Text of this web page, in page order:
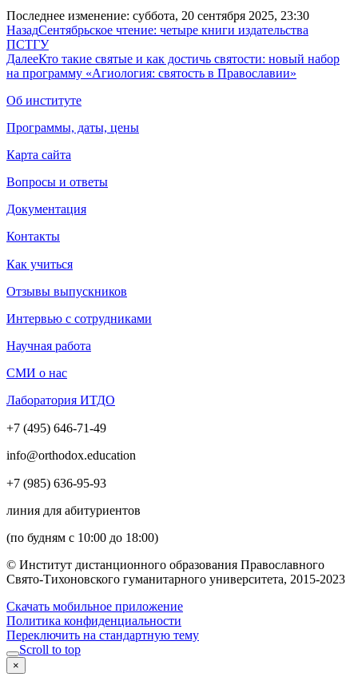
Последнее изменение: суббота, 20 сентября 2025, 23:30
НазадСентябрьское чтение: четыре книги издательства
ПСТГУ
ДалееКто такие святые и как достичь святости: новый набор
на программу «Агиология: святость в Православии»
Об институте
Программы, даты, цены
Карта сайта
Вопросы и ответы
Документация
Контакты
Как учиться
Отзывы выпускников
Интервью с сотрудниками
Научная работа
СМИ о нас
Лаборатория ИТДО
+7 (495) 646-71-49
info@orthodox.education
+7 (985) 636-95-93
линия для абитуриентов
(по будням с 10:00 до 18:00)
© Институт дистанционного образования Православного
Свято-Тихоновского гуманитарного университета, 2015-2023
Скачать мобильное приложение
Политика конфиденциальности
Переключить на стандартную тему
Scroll to top
×